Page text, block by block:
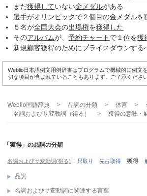
まだ獲得していない金メダルがある
選手がオリンピックで２個目の金メダルを
５名が全国大会の出場権を獲得した
そのアルバムが、予約チャート で１位を獲
新規顧客獲得のためにプライスダウンする
Weblio日本語例文用例辞書はプログラムで機械的に例文
切な項目が含まれていることもあります。ご了承ください
Weblio国語辞典 > 品詞の分類 > 体言 >
名詞およびサ変動詞（得る）
> 獲得の意味・
「獲得」の品詞の分類
名詞およびサ変動詞(得る) 只取り 先占取得 獲得
品詞
名詞およびサ変動詞に関連する言葉